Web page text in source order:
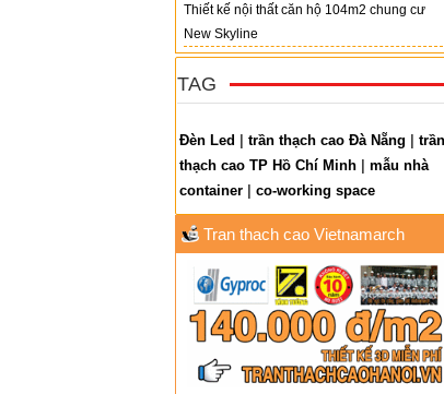
Thiết kế nội thất căn hộ 104m2 chung cư
New Skyline
TAG
Đèn Led trần thạch cao Đà Nẵng
trần
thạch cao TP Hồ Chí Minh
mẫu nhà
container
co-working space
Tran thach cao Vietnamarch